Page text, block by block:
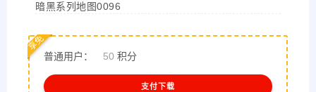
暗黑系列地图0096
普通用户： 50 积分
享免
支付下载